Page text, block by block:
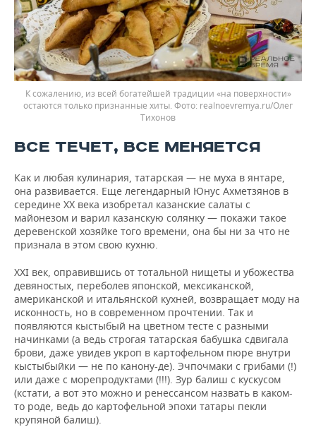
К сожалению, из всей богатейшей традиции «на поверхности»
остаются только признанные хиты.
realnoevremya.ru/Олег
Тихонов
ВСЕ ТЕЧЕТ, ВСЕ МЕНЯЕТСЯ
Как и любая кулинария, татарская — не муха в янтаре,
она развивается. Еще легендарный Юнус Ахметзянов в
середине XX века изобретал казанские салаты с
майонезом и варил казанскую солянку — покажи такое
деревенской хозяйке того времени, она бы ни за что не
признала в этом свою кухню.
XXI век, оправившись от тотальной нищеты и убожества
девяностых, переболев японской, мексиканской,
американской и итальянской кухней, возвращает моду на
исконность, но в современном прочтении. Так и
появляются кыстыбый на цветном тесте с разными
начинками (а ведь строгая татарская бабушка сдвигала
брови, даже увидев укроп в картофельном пюре внутри
кыстыбыйки — не по канону-де). Эчпочмаки с грибами (!)
или даже с морепродуктами (!!!). Зур балиш с кускусом
(кстати, а вот это можно и ренессансом назвать в каком-
то роде, ведь до картофельной эпохи татары пекли
крупяной балиш).